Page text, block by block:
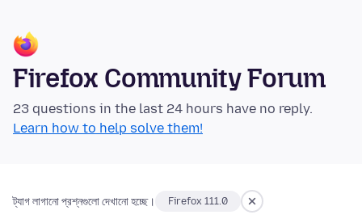
Firefox Community Forum
23 questions in the last 24 hours have no reply.
Learn how to help solve them!
ট্যাগ লাগানো প্রশ্নগুলো দেখানো হচ্ছে। Firefox 111.0